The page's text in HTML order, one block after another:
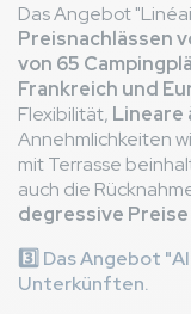
Das Angebot
Preisnachlässen
von 65
Frankreich und
Flexibilität, Lineare
Annehmlichkeiten
mit Terrasse
auch die
degressive Preise
3️⃣ Das Angebot
Unterkünften.